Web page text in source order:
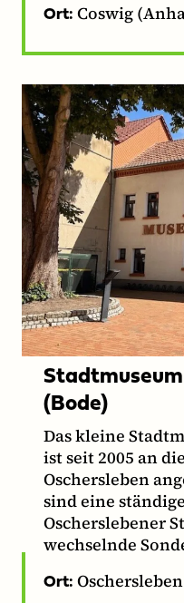
Ort: Coswig
(Bode)
Das kleine
ist seit 2005 an
Oschersleben
sind eine
Oscherslebener
wechselnde
Ort: Oschersleben